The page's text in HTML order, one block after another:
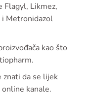
Flagyl, Likmez,
Metronidazol
kao što
znati da se lijek
kanale.